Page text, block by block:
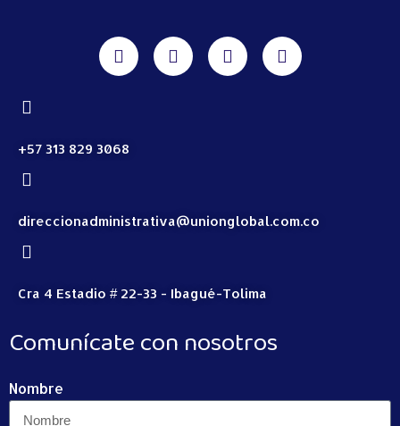
+57 313 829 3068
direccionadministrativa@unionglobal.com.co
Cra 4 Estadio # 22-33 - Ibagué-Tolima
Comunícate con nosotros
Nombre